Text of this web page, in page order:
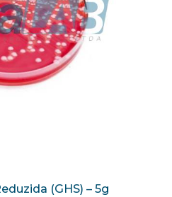
(GHS) – 5g